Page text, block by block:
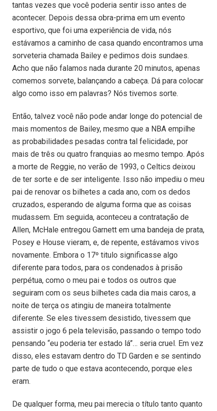
tantas vezes que você poderia sentir isso antes de
acontecer. Depois dessa obra-prima em um evento
esportivo, que foi uma experiência de vida, nós
estávamos a caminho de casa quando encontramos uma
sorveteria chamada Bailey e pedimos dois sundaes.
Acho que não falamos nada durante 20 minutos, apenas
comemos sorvete, balançando a cabeça. Dá para colocar
algo como isso em palavras? Nós tivemos sorte.
Então, talvez você não pode andar longe do potencial de
mais momentos de Bailey, mesmo que a NBA empilhe
as probabilidades pesadas contra tal felicidade, por
mais de três ou quatro franquias ao mesmo tempo. Após
a morte de Reggie, no verão de 1993, o Celtics deixou
de ter sorte e de ser inteligente. Isso não impediu o meu
pai de renovar os bilhetes a cada ano, com os dedos
cruzados, esperando de alguma forma que as coisas
mudassem. Em seguida, aconteceu a contratação de
Allen, McHale entregou Garnett em uma bandeja de prata,
Posey e House vieram, e, de repente, estávamos vivos
novamente. Embora o 17º titulo significasse algo
diferente para todos, para os condenados à prisão
perpétua, como o meu pai e todos os outros que
seguiram com os seus bilhetes cada dia mais caros, a
noite de terça os atingiu de maneira totalmente
diferente. Se eles tivessem desistido, tivessem que
assistir o jogo 6 pela televisão, passando o tempo todo
pensando “eu poderia ter estado lá”… seria cruel. Em vez
disso, eles estavam dentro do TD Garden e se sentindo
parte de tudo o que estava acontecendo, porque eles
eram.
De qualquer forma, meu pai merecia o título tanto quanto